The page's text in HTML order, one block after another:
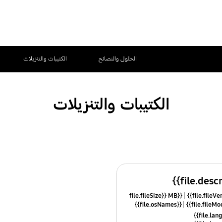
الحلول والنصائح الكتيبات والتنزيلات
الكتيبات والتنزيلات
{{file.fileSize}} MB
{{file.osNames}}